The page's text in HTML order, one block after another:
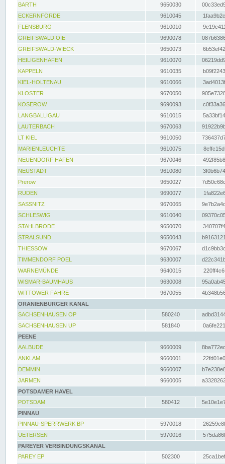
BARTH
9650030
ECKERNFÖRDE
9610045
FLENSBURG
9610010
GREIFSWALD OIE
9690078
GREIFSWALD-WIECK
9650073
HEILIGENHAFEN
9610070
KAPPELN
9610035
KIEL-HOLTENAU
9610066
KLOSTER
9670050
KOSEROW
9690093
LANGBALLIGAU
9610015
LAUTERBACH
9670063
LT KIEL
9610050
MARIENLEUCHTE
9610075
NEUENDORF HAFEN
9670046
NEUSTADT
9610080
Prerow
9650027
RUDEN
9690077
SASSNITZ
9670065
SCHLESWIG
9610040
STAHLBRODE
9650070
STRALSUND
9650043
THIESSOW
9670067
TIMMENDORF POEL
9630007
WARNEMÜNDE
9640015
WISMAR-BAUMHAUS
9630008
WITTOWER FÄHRE
9670055
ORANIENBURGER KANAL
SACHSENHAUSEN OP
580240
SACHSENHAUSEN UP
581840
PEENE
AALBUDE
9660009
ANKLAM
9660001
DEMMIN
9660007
JARMEN
9660005
POTSDAMER HAVEL
POTSDAM
580412
PINNAU
PINNAU-SPERRWERK BP
5970018
UETERSEN
5970016
PAREYER VERBINDUNGSKANAL
PAREY EP
502300